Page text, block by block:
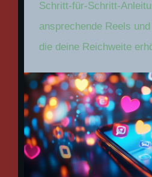
Schritt-für-Schritt-
ansprechende Reels
die deine Reichweite